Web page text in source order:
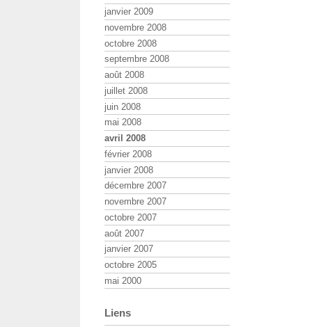
janvier 2009
novembre 2008
octobre 2008
septembre 2008
août 2008
juillet 2008
juin 2008
mai 2008
avril 2008
février 2008
janvier 2008
décembre 2007
novembre 2007
octobre 2007
août 2007
janvier 2007
octobre 2005
mai 2000
Liens